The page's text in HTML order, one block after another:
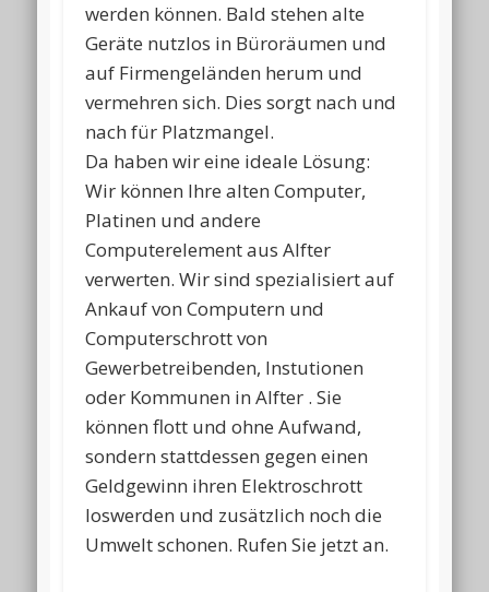
werden können. Bald stehen alte
Geräte nutzlos in Büroräumen und
auf Firmengeländen herum und
vermehren sich. Dies sorgt nach und
nach für Platzmangel.
Da haben wir eine ideale Lösung:
Wir können Ihre alten Computer,
Platinen und andere
Computerelement aus Alfter
verwerten. Wir sind spezialisiert auf
Ankauf von Computern und
Computerschrott von
Gewerbetreibenden, Instutionen
oder Kommunen in Alfter . Sie
können flott und ohne Aufwand,
sondern stattdessen gegen einen
Geldgewinn ihren Elektroschrott
loswerden und zusätzlich noch die
Umwelt schonen. Rufen Sie jetzt an.